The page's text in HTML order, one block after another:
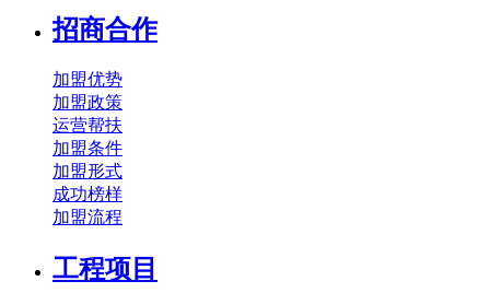
招商合作
加盟优势
加盟政策
运营帮扶
加盟条件
加盟形式
成功榜样
加盟流程
工程项目